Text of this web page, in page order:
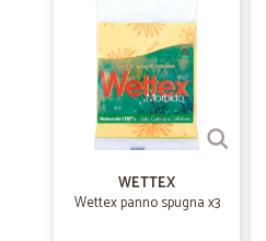
Consegna veloce... Tutto perfetto
—Mauro C.
Quasi tutto bene..
Ottima puntualità nei tempi di
grande qualità unica pecca alcuni
WETTEX
Wettex panno spugna x3